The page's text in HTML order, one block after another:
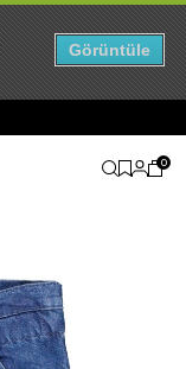
0
Görüntüle